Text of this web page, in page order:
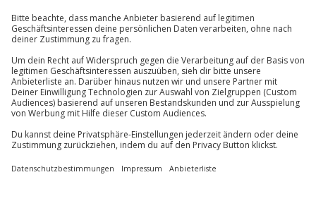
Gruppengröße: 1-15 Personen
Jochen Schweizer
Mühldorfstraße 8
81671 München
Du erreichst uns telefonisch zu folgenden Zeiten,
außer an bundesweiten Feiertagen:
Mo-Fr: 8-20 Uhr | Sa: 10-16 Uhr